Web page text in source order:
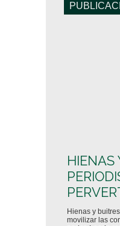
HIENAS
Hienas y
movilizar las